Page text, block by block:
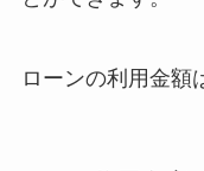
ローンの利用金額